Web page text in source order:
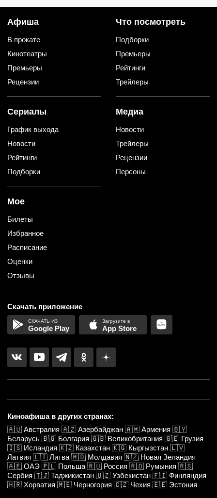
Афиша
В прокате
Кинотеатры
Премьеры
Рецензии
Что посмотреть
Подборки
Премьеры
Рейтинги
Трейлеры
Сериалы
График выхода
Новости
Рейтинги
Подборки
Медиа
Новости
Трейлеры
Рецензии
Персоны
Мое
Билеты
Избранное
Расписание
Оценки
Отзывы
Скачать приложение
Google Play App Store
Киноафиша в других странах:
🇦🇺 Австралия 🇦🇿 Азербайджан 🇦🇲 Армения 🇧🇾
Беларусь 🇧🇬 Болгария 🇬🇧 Великобритания 🇬🇪 Грузия
🇮🇸 Исландия 🇰🇿 Казахстан 🇰🇬 Кыргызстан 🇱🇻
Латвия 🇱🇹 Литва 🇲🇩 Молдавия 🇳🇿 Новая Зеландия
🇦🇪 ОАЭ 🇵🇱 Польша 🇷🇺 Россия 🇷🇴 Румыния 🇷🇸
Сербия 🇹🇯 Таджикистан 🇺🇿 Узбекистан 🇫🇮 Финляндия
🇭🇷 Хорватия 🇲🇪 Черногория 🇨🇿 Чехия 🇪🇪 Эстония